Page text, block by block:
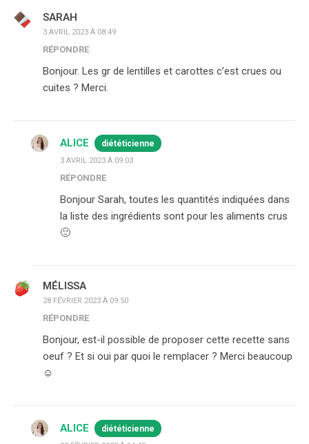
SARAH
3 AVRIL 2023 À 08:49
RÉPONDRE
Bonjour. Les gr de lentilles et carottes c’est crues ou
cuites ? Merci.
ALICE diététicienne
3 AVRIL 2023 À 09:03
RÉPONDRE
Bonjour Sarah, toutes les quantités indiquées dans
la liste des ingrédients sont pour les aliments crus
🙂
MÉLISSA
28 FÉVRIER 2023 À 09:50
RÉPONDRE
Bonjour, est-il possible de proposer cette recette sans
oeuf ? Et si oui par quoi le remplacer ? Merci beaucoup
☺️
ALICE diététicienne